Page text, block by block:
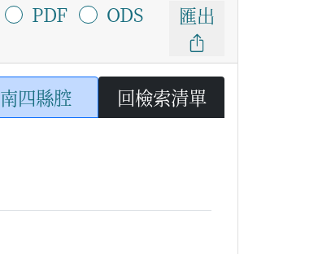
PDF ODS 匯出
南四縣腔 回檢索清單